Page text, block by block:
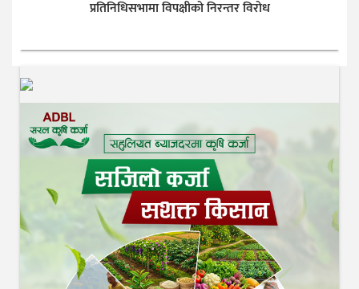
प्रतिनिधिसभामा विपक्षीको निरन्तर विरोध